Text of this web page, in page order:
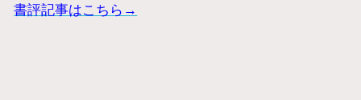
書評記事はこちら→